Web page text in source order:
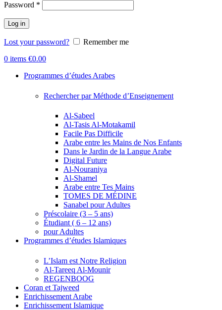
Password *
Log in
Lost your password?
Remember me
0 items €0.00
Programmes d’études Arabes
Rechercher par Méthode d’Enseignement
Al-Sabeel
Al-Tasis Al-Motakamil
Facile Pas Difficile
Arabe entre les Mains de Nos Enfants
Dans le Jardin de la Langue Arabe
Digital Future
Al-Nouraniya
Al-Shamel
Arabe entre Tes Mains
TOMES DE MÉDINE
Sanabel pour Adultes
Préscolaire (3 – 5 ans)
Étudiant ( 6 – 12 ans)
pour Adultes
Programmes d’études Islamiques
L’Islam est Notre Religion
Al-Tareeq Al-Mounir
REGENBOOG
Coran et Tajweed
Enrichissement Arabe
Enrichissement Islamique